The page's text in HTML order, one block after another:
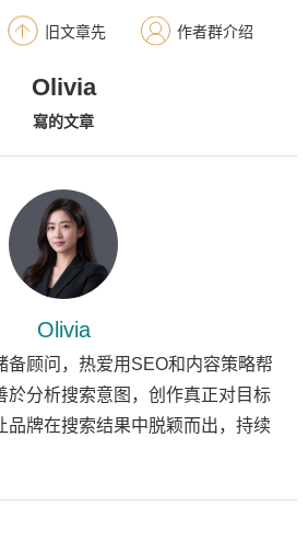
旧文章先 作者群介绍
Olivia
寫的文章
Olivia
备顾问，热爱用SEO和内容策略帮
於分析搜索意图，创作真正对目标
品牌在搜索结果中脱颖而出，持续